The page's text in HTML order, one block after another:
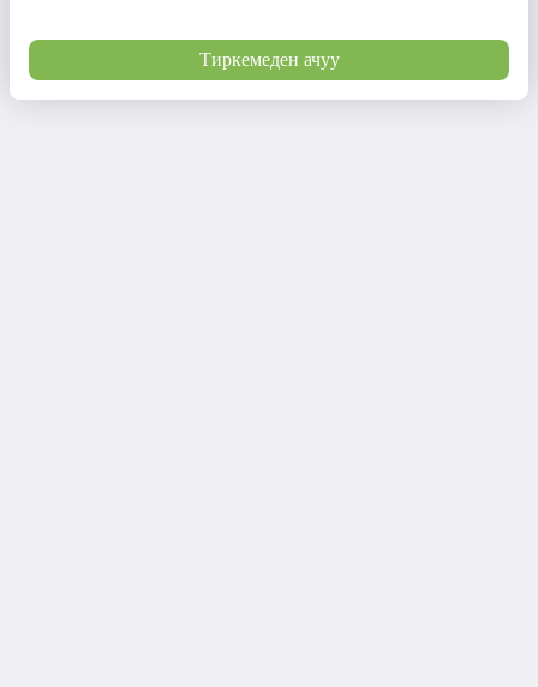
Тиркемеден ачуу